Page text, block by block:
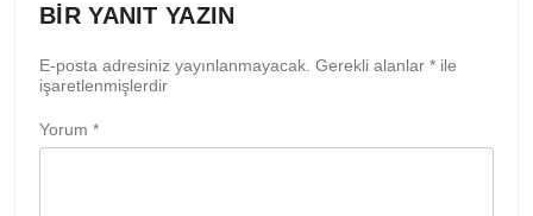
BIR YANIT YAZIN
E-posta adresiniz yayınlanmayacak. Gerekli alanlar * ile
işaretlenmişlerdir
Yorum *